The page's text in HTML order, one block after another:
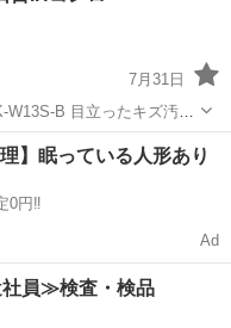
7月31日
W13S-B 目立ったキズ汚れ
可能（電源を挿すだけ）
倉庫まで取りに来て頂け
チン家電
】眠っている人形あり
0円‼️
Ad
員≫検査・検品